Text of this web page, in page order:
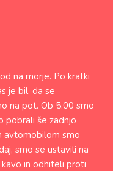
na morje. Po kratki
je bil, da se
na pot. Ob 5.00 smo
pobrali še zadnjo
avtomobilom smo
smo se ustavili na
in odhiteli proti